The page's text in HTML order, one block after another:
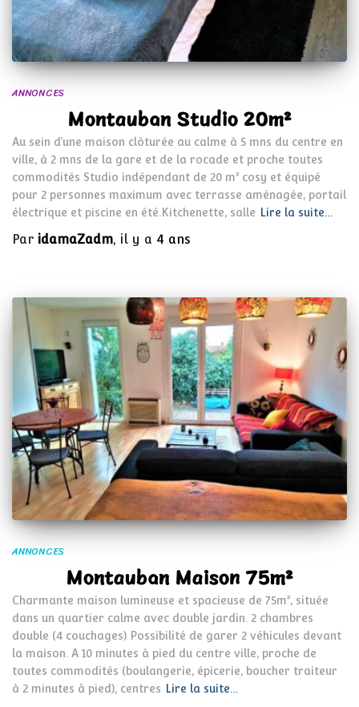
ANNONCES
Montauban Studio 20m²
Au sein d’une maison clôturée au calme à 5 mns du centre en
ville, à 2 mns de la gare et de la rocade et proche toutes
commodités Studio indépendant de 20 m² cosy et équipé
pour 2 personnes maximum avec terrasse aménagée, portail
électrique et piscine en été.Kitchenette, salle Lire la suite…
Par idamaZadm, il y a 4 ans
ANNONCES
Montauban Maison 75m²
Charmante maison lumineuse et spacieuse de 75m², située
dans un quartier calme avec double jardin. 2 chambres
double (4 couchages) Possibilité de garer 2 véhicules devant
la maison. A 10 minutes à pied du centre ville, proche de
toutes commodités (boulangerie, épicerie, boucher traiteur
à 2 minutes à pied), centres Lire la suite…